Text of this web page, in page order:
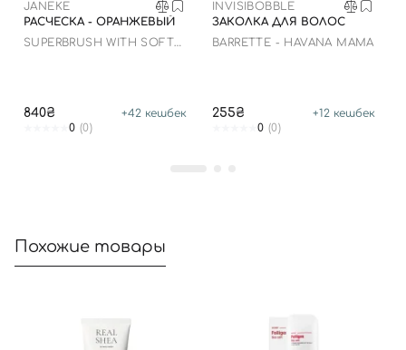
JANEKE
РАСЧЕСКА - ОРАНЖЕВЫЙ
SUPERBRUSH WITH SOFT
840₴ +42 кешбек
0 (0)
INVISIBOBBLE
ЗАКОЛКА ДЛЯ ВОЛОС
BARRETTE - HAVANA MAMA
255₴ +12 кешбек
0 (0)
Похожие товары
Далее